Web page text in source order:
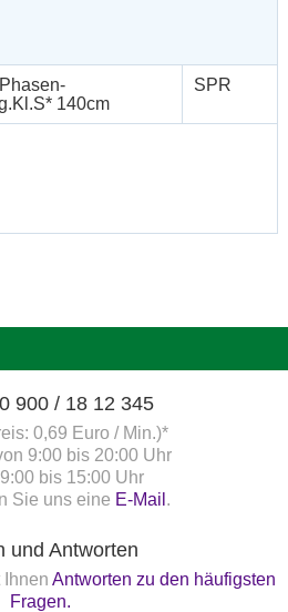
140cm
SPR
900 / 18 12 345
0,69 Euro / Min.)*
9:00 bis 20:00 Uhr
bis 15:00 Uhr
Sie uns eine E-Mail .
und Antworten
Antworten zu den häufigsten
Fragen.